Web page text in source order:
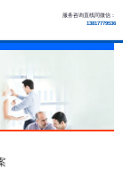
服务咨询直线同微信：
13817779536